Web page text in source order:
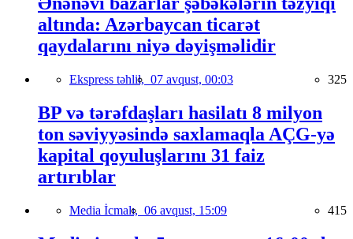
altında: Azərbaycan ticarət
qaydalarını niyə dəyişməlidir
Ekspress təhlil, 07 avqust, 00:03 325
BP və tərəfdaşları hasilatı 8 milyon
ton səviyyəsində saxlamaqla AÇG-yə
kapital qoyuluşlarını 31 faiz
artırıblar
Media İcmalı, 06 avqust, 15:09 415